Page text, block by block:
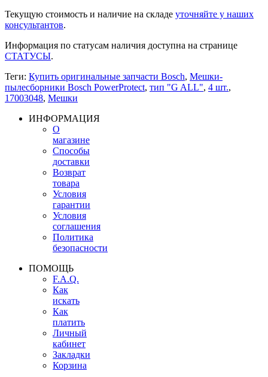
Текущую стоимость и наличие на складе уточняйте у наших
консультантов.
Информация по статусам наличия доступна на странице
СТАТУСЫ.
Теги: Купить оригинальные запчасти Bosch, Мешки-
пылесборники Bosch PowerProtect, тип "G ALL", 4 шт.,
17003048, Мешки
ИНФОРМАЦИЯ
О
магазине
Способы
доставки
Возврат
товара
Условия
гарантии
Условия
соглашения
Политика
безопасности
ПОМОЩЬ
F.A.Q.
Как
искать
Как
платить
Личный
кабинет
Закладки
Корзина